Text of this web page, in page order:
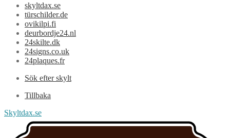
skyltdax.se
türschilder.de
ovikilpi.fi
deurbordje24.nl
24skilte.dk
24signs.co.uk
24plaques.fr
Sök efter skylt
Tillbaka
Skyltdax.se